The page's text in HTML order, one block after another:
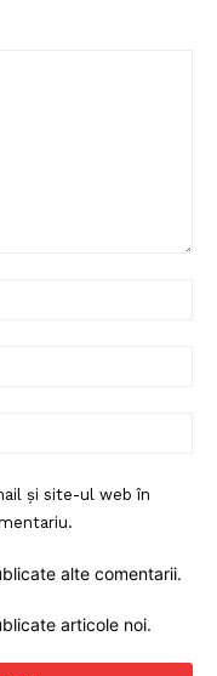
și site-ul web în
alte comentarii.
articole noi.